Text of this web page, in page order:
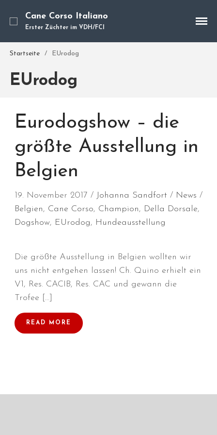
Über mich
Hundevermittlung
Kontakt
Durchmarsch und Urlaubsgefühle
Cane Corso Italiano
Erster Züchter im VDH/FCI
Startseite / EUrodog
EUrodog
Eurodogshow – die
größte Ausstellung in
Belgien
19. November 2017 Johanna Sandfort
News
Belgien, Cane Corso, Champion, Della Dorsale,
Dogshow, EUrodog, Hundeausstellung
Die größte Ausstellung in Belgien wollten wir
uns nicht entgehen lassen! Ch. Quino erhielt ein
V1, Res. CACIB, Res. CAC und gewann die
Trofee […]
READ MORE